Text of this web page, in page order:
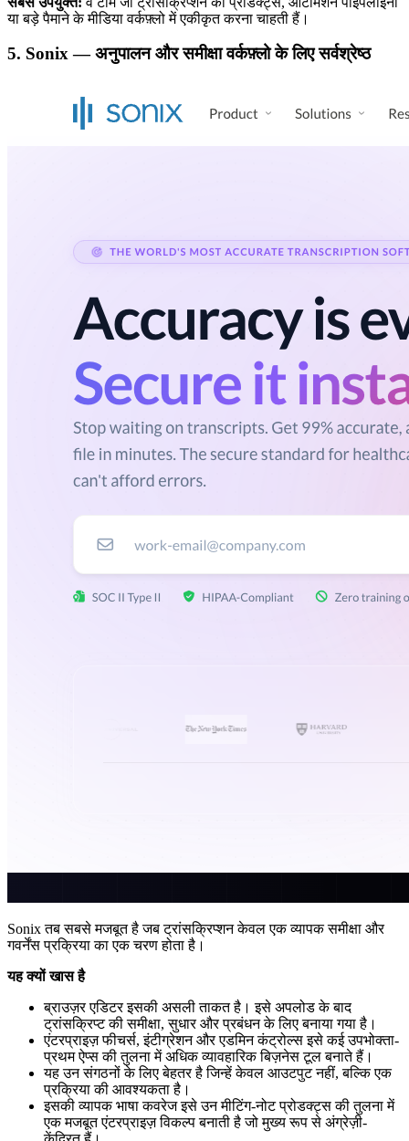
या बड़े पैमाने के मीडिया वर्कफ़्लो में एकीकृत करना चाहती हैं।
5. Sonix — अनुपालन और समीक्षा वर्कफ़्लो के लिए सर्वश्रेष्ठ
Sonix तब सबसे मजबूत है जब ट्रांसक्रिप्शन केवल एक व्यापक समीक्षा और
गवर्नेंस प्रक्रिया का एक चरण होता है।
यह क्यों खास है
ब्राउज़र एडिटर इसकी असली ताकत है। इसे अपलोड के बाद
ट्रांसक्रिप्ट की समीक्षा, सुधार और प्रबंधन के लिए बनाया गया है।
एंटरप्राइज़ फीचर्स, इंटीग्रेशन और एडमिन कंट्रोल्स इसे कई उपभोक्ता-
प्रथम ऐप्स की तुलना में अधिक व्यावहारिक बिज़नेस टूल बनाते हैं।
यह उन संगठनों के लिए बेहतर है जिन्हें केवल आउटपुट नहीं, बल्कि एक
प्रक्रिया की आवश्यकता है।
इसकी व्यापक भाषा कवरेज इसे उन मीटिंग-नोट प्रोडक्ट्स की तुलना में
एक मजबूत एंटरप्राइज़ विकल्प बनाती है जो मुख्य रूप से अंग्रेज़ी-